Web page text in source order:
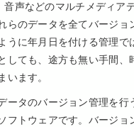
声などのマルチメディア
らのデータを全てバージョ
うに年月日を付ける管理で
しても、途方も無い手間、
います。
ータのバージョン管理を行
フトウェアです。バージョ